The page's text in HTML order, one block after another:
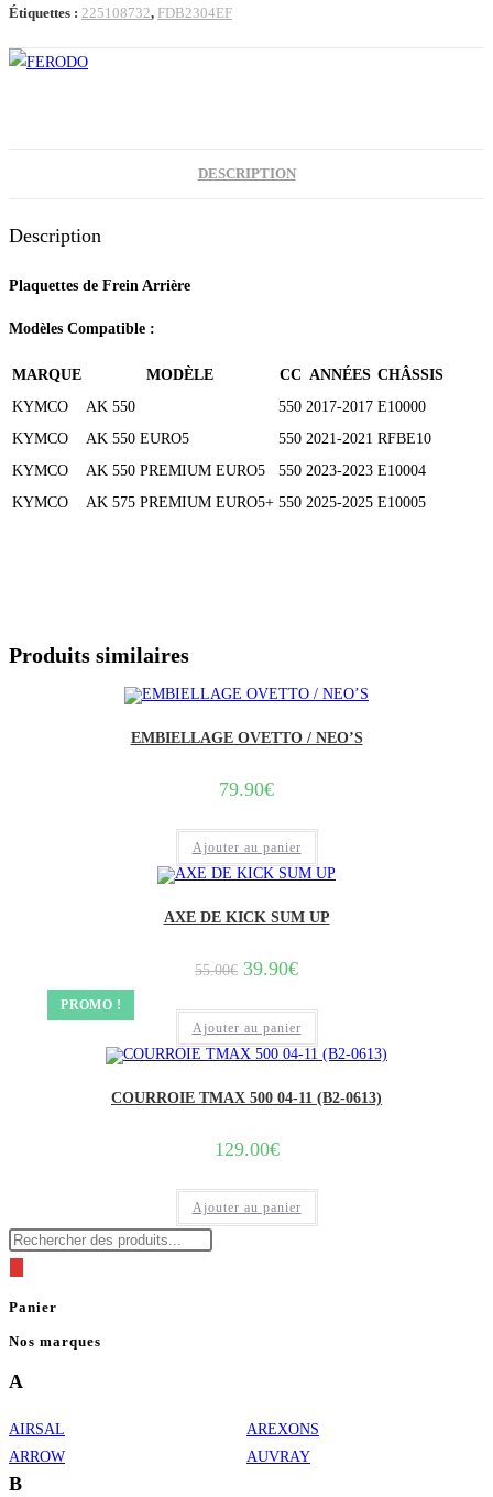
(719)
Étiquettes : 225108732, FDB2304EF
DESCRIPTION
Description
Plaquettes de Frein Arrière
Modèles Compatible :
MARQUE MODÈLE CC ANNÉES CHÂSSIS
KYMCO
AK 550 550 2017-2017 E10000
KYMCO
AK 550 EURO5 550 2021-2021 RFBE10
KYMCO
AK 550 PREMIUM EURO5 550 2023-2023 E10004
KYMCO
AK 575 PREMIUM EURO5+ 550 2025-2025 E10005
Produits similaires
EMBIELLAGE OVETTO / NEO’S
79.90€
Ajouter au panier
PROMO !
AXE DE KICK SUM UP
55.00€ Le
initial
était :
55.00€.
39.90€Le
actuel
est :
39.90€.
Ajouter au panier
COURROIE TMAX 500 04-11 (B2-0613)
129.00€
Ajouter au panier
Recherche
Panier
Nos marques
A
AIRSAL
AREXONS
ARROW
AUVRAY
B